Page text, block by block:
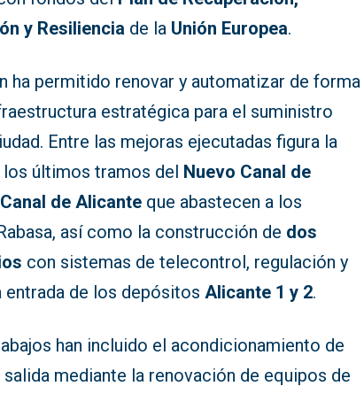
y Resiliencia de la Unión Europea.
ha permitido renovar y automatizar de forma
estratégica para el suministro
Entre las mejoras ejecutadas figura la
últimos tramos del Nuevo Canal de
Canal de Alicante que abastecen a los
así como la construcción de dos
con sistemas de telecontrol, regulación y
entrada de los depósitosAlicante 1 y 2.
han incluido el acondicionamiento de
mediante la renovación de equipos de